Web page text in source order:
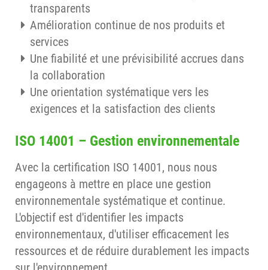
transparents
Amélioration continue de nos produits et
services
Une fiabilité et une prévisibilité accrues dans
la collaboration
Une orientation systématique vers les
exigences et la satisfaction des clients
ISO 14001 – Gestion environnementale
Avec la certification ISO 14001, nous nous
engageons à mettre en place une gestion
environnementale systématique et continue.
L'objectif est d'identifier les impacts
environnementaux, d'utiliser efficacement les
ressources et de réduire durablement les impacts